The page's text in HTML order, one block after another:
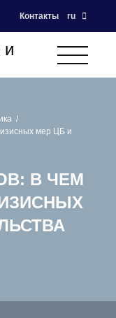
Контакты ru
мер ЦБ и
В ЧЕМ